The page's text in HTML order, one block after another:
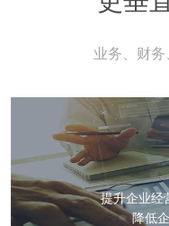
业务、财
提升企业经
降低